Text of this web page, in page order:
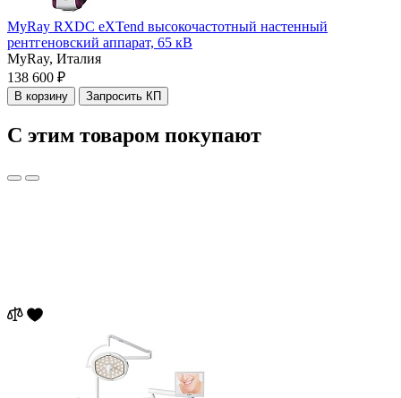
MyRay RXDC eXTend высокочастотный настенный
рентгеновский аппарат, 65 кВ
MyRay, Италия
138 600 ₽
В корзину Запросить КП
С этим товаром покупают